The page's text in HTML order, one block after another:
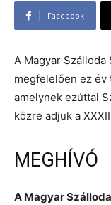
Facebook
A Magyar Szálloda
megfelelően ez év
amelynek ezúttal
közre adjuk a
MEGHÍVÓ
A Magyar